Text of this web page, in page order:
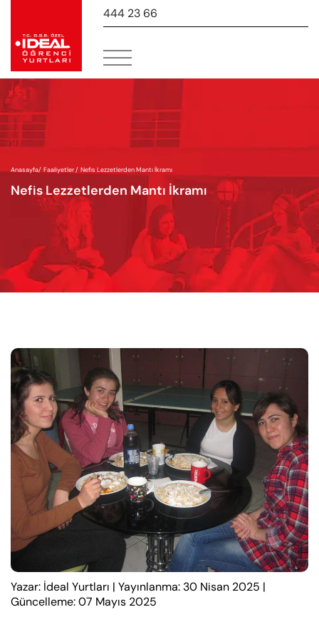
444 23 66
Anasayfa/ Faaliyetler / Nefis Lezzetlerden Mantı İkramı
Nefis Lezzetlerden Mantı İkramı
Yazar: İdeal Yurtları | Yayınlanma: 30 Nisan 2025 |
Güncelleme: 07 Mayıs 2025